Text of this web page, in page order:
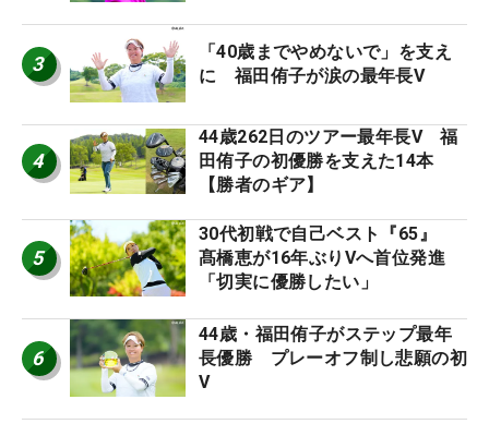
3
「40歳までやめないで」を支え
に 福田侑子が涙の最年長V
4
44歳262日のツアー最年長V 福
田侑子の初優勝を支えた14本
【勝者のギア】
5
30代初戦で自己ベスト『65』
髙橋恵が16年ぶりVへ首位発進
「切実に優勝したい」
6
44歳・福田侑子がステップ最年
長優勝 プレーオフ制し悲願の初
V